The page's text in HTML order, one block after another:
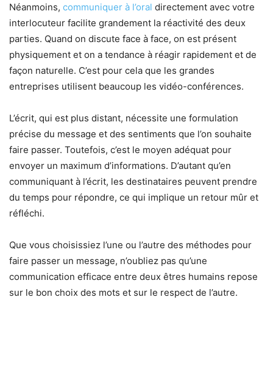
Néanmoins, communiquer à l’oral directement avec votre
interlocuteur facilite grandement la réactivité des deux
parties. Quand on discute face à face, on est présent
physiquement et on a tendance à réagir rapidement et de
façon naturelle. C’est pour cela que les grandes
entreprises utilisent beaucoup les vidéo-conférences.
L’écrit, qui est plus distant, nécessite une formulation
précise du message et des sentiments que l’on souhaite
faire passer. Toutefois, c’est le moyen adéquat pour
envoyer un maximum d’informations. D’autant qu’en
communiquant à l’écrit, les destinataires peuvent prendre
du temps pour répondre, ce qui implique un retour mûr et
réfléchi.
Que vous choisissiez l’une ou l’autre des méthodes pour
faire passer un message, n’oubliez pas qu’une
communication efficace entre deux êtres humains repose
sur le bon choix des mots et sur le respect de l’autre.